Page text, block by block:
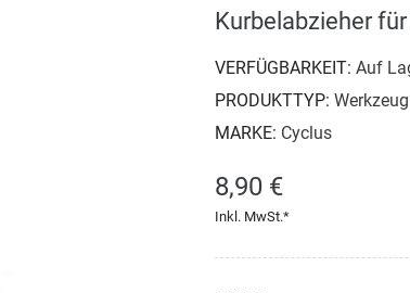
Kurbelabzieher
VERFÜGBARKEIT: Auf
PRODUKTTYP: Werkzeug
MARKE: Cyclus
8,90 €
Inkl. MwSt.*